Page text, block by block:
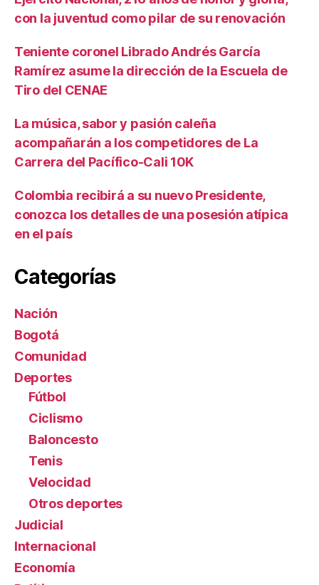
con la juventud como pilar de su renovación
Teniente coronel Librado Andrés García
Ramírez asume la dirección de la Escuela de
Tiro del CENAE
La música, sabor y pasión caleña
acompañarán a los competidores de La
Carrera del Pacífico-Cali 10K
Colombia recibirá a su nuevo Presidente,
conozca los detalles de una posesión atípica
en el país
Categorías
Nación
Bogotá
Comunidad
Deportes
Fútbol
Ciclismo
Baloncesto
Tenis
Velocidad
Otros deportes
Judicial
Internacional
Economía